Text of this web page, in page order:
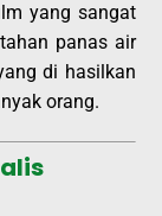
yang sangat
panas air
di hasilkan
orang.